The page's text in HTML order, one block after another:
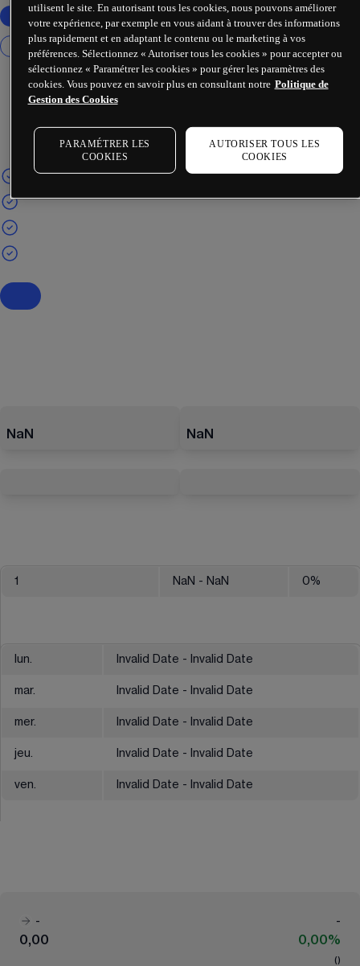
NaN NaN
1 NaN - NaN 0%
lun. Invalid Date - Invalid Date
mar. Invalid Date - Invalid Date
mer. Invalid Date - Invalid Date
jeu. Invalid Date - Invalid Date
ven. Invalid Date - Invalid Date
-
-
0,00
0,00%
( )
utilisent le site. En autorisant tous les cookies, nous pouvons améliorer
votre expérience, par exemple en vous aidant à trouver des informations
plus rapidement et en adaptant le contenu ou le marketing à vos
préférences. Sélectionnez « Autoriser tous les cookies » pour accepter ou
sélectionnez « Paramétrer les cookies » pour gérer les paramètres des
cookies. Vous pouvez en savoir plus en consultant notre Politique de
Gestion des Cookies
PARAMÉTRER LES
COOKIES
AUTORISER TOUS LES
COOKIES